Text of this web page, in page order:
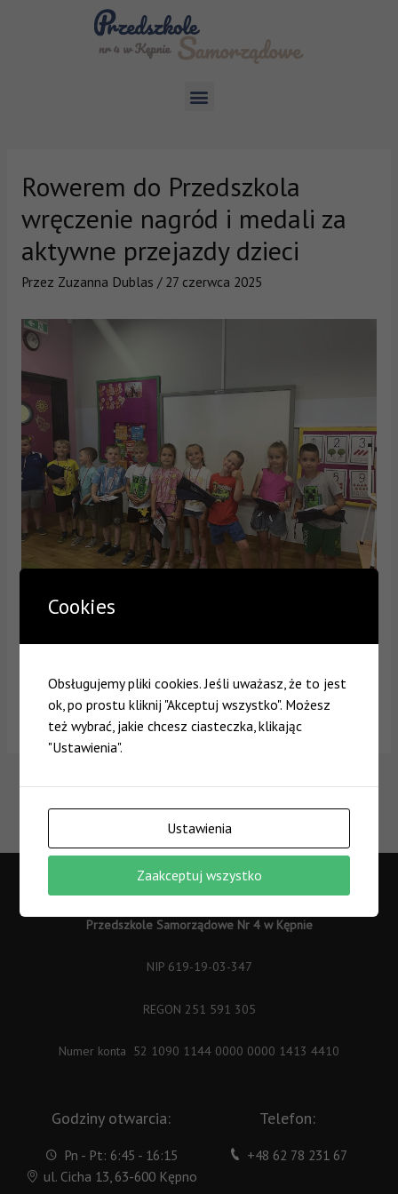
Rowerem do Przedszkola
wręczenie nagród i medali za
aktywne przejazdy dzieci
Przez Zuzanna Dublas / 27 czerwca 2025
←Poprzedni
Następny Wpis
Przedszkole Samorządowe Nr 4 w Kępnie
NIP 619-19-03-347
REGON 251 591 305
Numer konta 52 1090 1144 0000 0000 1413 4410
Godziny otwarcia:
Pn - Pt: 6:45 - 16:15
ul. Cicha 13, 63-600 Kępno
Telefon:
+48 62 78 231 67
Cookies
Obsługujemy pliki cookies. Jeśli uważasz, że to jest
ok, po prostu kliknij "Akceptuj wszystko". Możesz
też wybrać, jakie chcesz ciasteczka, klikając
"Ustawienia".
Ustawienia
Zaakceptuj wszystko